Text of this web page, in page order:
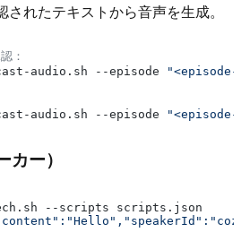
されたテキストから音声を生成。
：
audio.sh --episode
audio.sh --episode
ー）